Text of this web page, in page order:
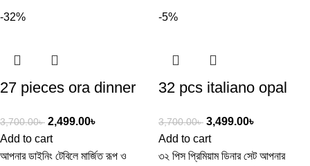
-32%
27 pieces ora dinner
3,700.00৳ 2,499.00৳
Add to cart
আপনার ডাইনিং টেবিলে মার্জিত রূপ ও
-5%
32 pcs italiano opal
3,700.00৳ 3,499.00৳
Add to cart
৩২ পিস প্রিমিয়াম ডিনার সেট আপনার